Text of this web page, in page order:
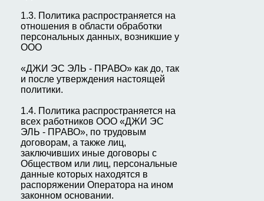
1.3. Политика распространяется на
отношения в области обработки
персональных данных, возникшие у
ООО
«ДЖИ ЭС ЭЛЬ - ПРАВО» как до, так
и после утверждения настоящей
политики.
1.4. Политика распространяется на
всех работников ООО «ДЖИ ЭС
ЭЛЬ - ПРАВО», по трудовым
договорам, а также лиц,
заключивших иные договоры с
Обществом или лиц, персональные
данные которых находятся в
распоряжении Оператора на ином
законном основании.